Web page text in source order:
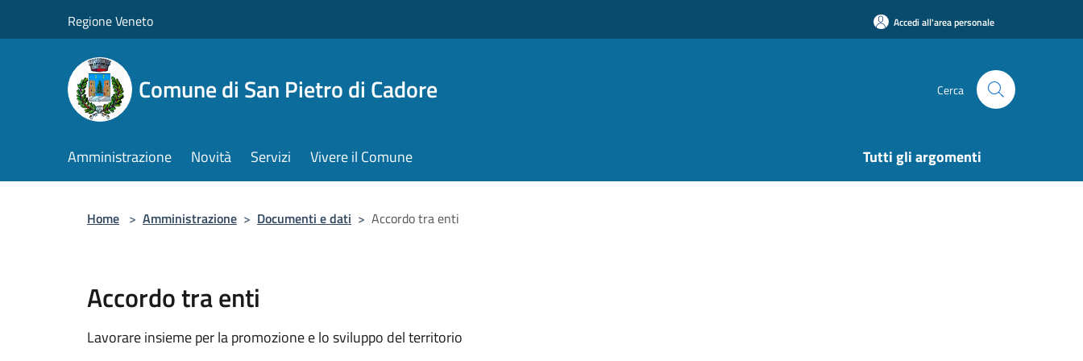
Regione Veneto Accedi all'area personale
Comune di San Pietro di Cadore Cerca
Amministrazione Novità Servizi Vivere il Comune Tutti gli argomenti
Home > Amministrazione > Documenti e dati > Accordo tra enti
Accordo tra enti
Lavorare insieme per la promozione e lo sviluppo del territorio